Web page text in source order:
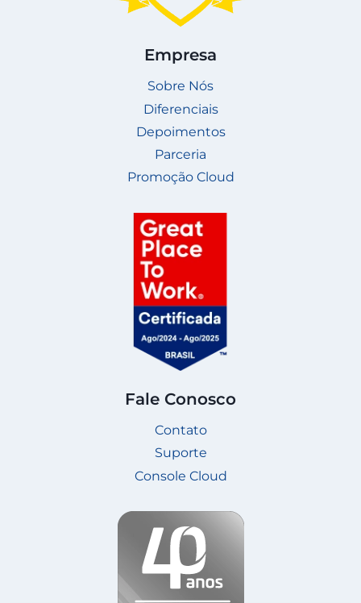
Empresa
Sobre Nós
Diferenciais
Depoimentos
Parceria
Promoção Cloud
Fale Conosco
Contato
Suporte
Console Cloud